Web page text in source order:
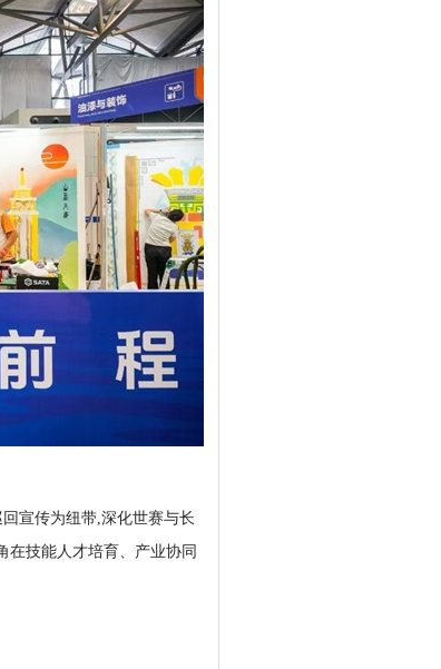
宣传为纽带,深化世赛与长
在技能人才培育、产业协同